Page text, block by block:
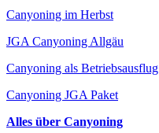
Canyoning im Herbst
JGA Canyoning Allgäu
Canyoning als Betriebsausflug
Canyoning JGA Paket
Alles über Canyoning